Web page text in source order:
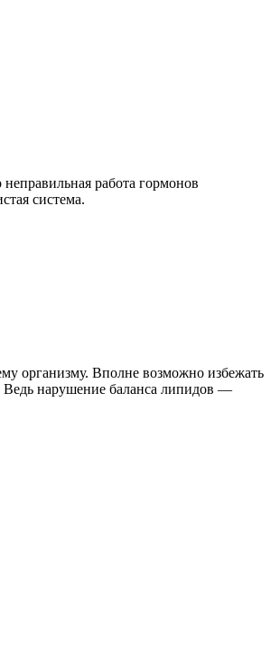
работа гормонов
система.
организму. Вполне возможно избежать
Ведь нарушение баланса липидов —